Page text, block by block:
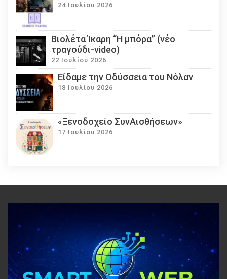
24 Ιουλίου 2026
Βιολέτα Ίκαρη “Η μπόρα” (νέο
τραγούδι-video)
22 Ιουλίου 2026
Eίδαμε την Οδύσσεια του Νόλαν
18 Ιουλίου 2026
«Ξενοδοχείο ΣυνΑισθήσεων»
17 Ιουλίου 2026